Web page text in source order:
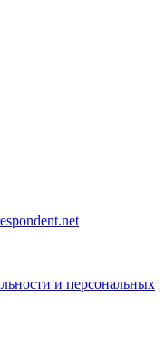
и персональных